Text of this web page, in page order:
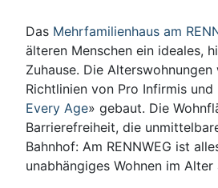
Das Mehrfamilienhaus am
älteren Menschen ein ideales,
Zuhause. Die
Richtlinien von Pro Infirmis und
Every Age» gebaut. Die
Barrierefreiheit, die
Bahnhof: Am RENNWEG ist
unabhängiges Wohnen im